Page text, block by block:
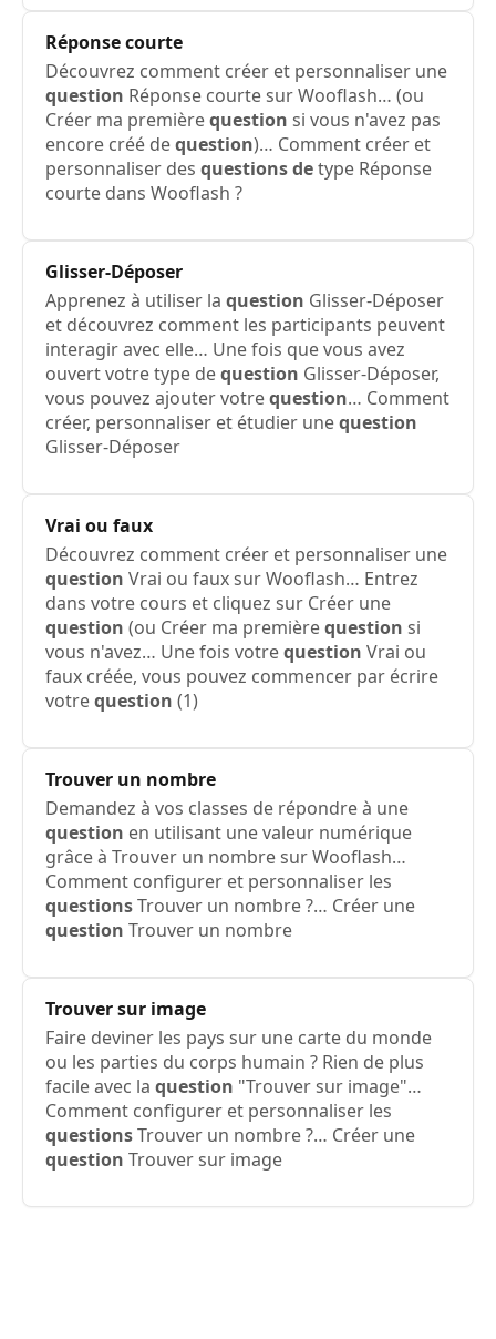
Réponse courte
Découvrez comment créer et personnaliser une
question Réponse courte sur Wooflash… (ou
Créer ma premièrequestion si vous n'avez pas
encore créé dequestion)… Comment créer et
personnaliser des questions detype Réponse
courte dans Wooflash ?
Glisser-Déposer
Apprenez à utiliser la question Glisser-Déposer
et découvrez comment les participants peuvent
interagir avec elle… Une fois que vous avez
ouvert votre type dequestion Glisser-Déposer,
vous pouvez ajouter votrequestion… Comment
créer, personnaliser et étudier unequestion
Glisser-Déposer
Vrai ou faux
Découvrez comment créer et personnaliser une
question Vrai ou faux sur Wooflash… Entrez
dans votre cours et cliquez sur Créer une
question (ou Créer ma premièrequestion si
vous n'avez… Une fois votrequestion Vrai ou
faux créée, vous pouvez commencer par écrire
votrequestion (1)
Trouver un nombre
Demandez à vos classes de répondre à une
question en utilisant une valeur numérique
grâce à Trouver un nombre sur Wooflash…
Comment configurer et personnaliser les
questionsTrouver un nombre ?… Créer une
question Trouver un nombre
Trouver sur image
Faire deviner les pays sur une carte du monde
ou les parties du corps humain ? Rien de plus
facile avec la question "Trouver sur image"…
Comment configurer et personnaliser les
questionsTrouver un nombre ?… Créer une
question Trouver sur image